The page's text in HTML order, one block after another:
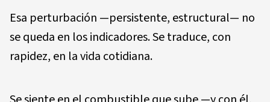
Esa perturbación —persistente, estructural— no
se queda en los indicadores. Se traduce, con
rapidez, en la vida cotidiana.